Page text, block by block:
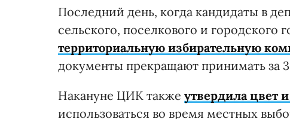
Последний день, когда кандидаты в
сельского, поселкового и городского
территориальную избирательную
документы прекращают принимать за
Накануне ЦИК также утвердила цвет
использоваться во время местных